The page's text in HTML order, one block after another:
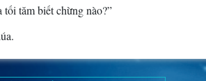
tối tăm biết chừng nào?”